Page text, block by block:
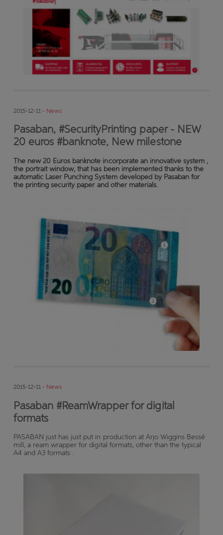
2015-12-11 - News
Pasaban, #SecurityPrinting paper - NEW
20 euros #banknote, New milestone
The new 20 Euros banknote incorporate an innovative system ,
the portrait window, that has been implemented thanks to the
automatic Laser Punching System developed by Pasaban for
the printing security paper and other materials.
2015-12-11 - News
Pasaban #ReamWrapper for digital
formats
PASABAN just has just put in production at Arjo Wiggins Bessé
mill, a ream wrapper for digital formats, other than the typical
A4 and A3 formats .